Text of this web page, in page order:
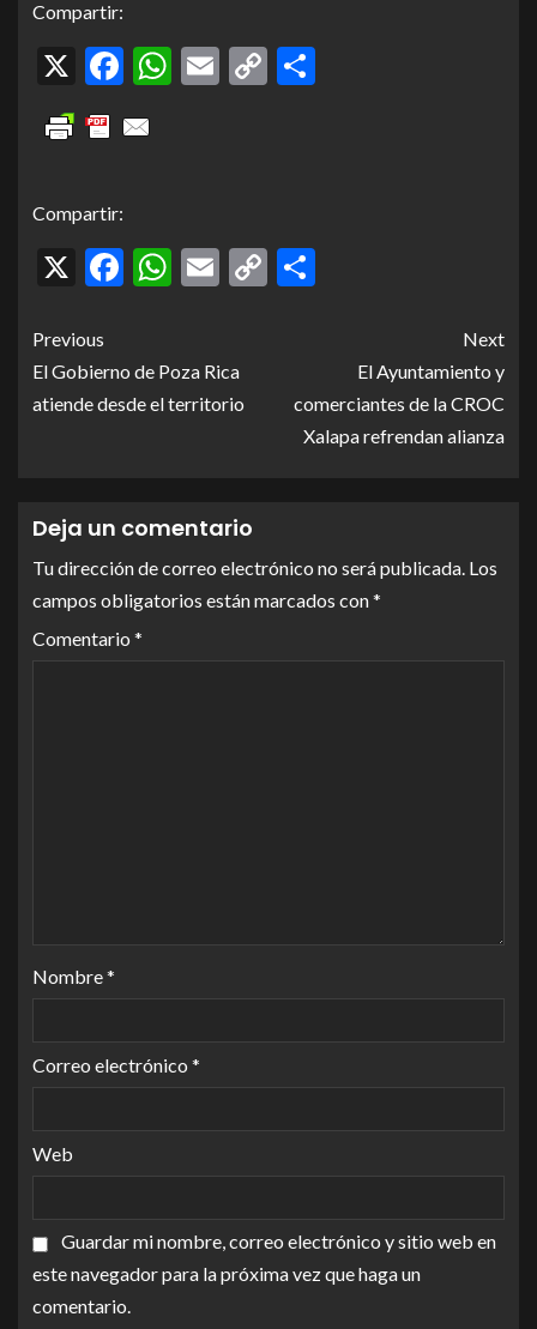
Compartir:
X Facebook
WhatsApp
Email
Copy
Compartir:
X Facebook
WhatsApp
Email
Copy
Previous
El Gobierno de Poza Rica
atiende desde el territorio
Next
El Ayuntamiento y
comerciantes de la CROC
Xalapa refrendan alianza
Deja un comentario
Tu dirección de correo electrónico no será publicada. Los
campos obligatorios están marcados con*
Comentario *
Nombre*
Correo electrónico *
Web
Guardar mi nombre, correo electrónico y sitio web en
este navegador para la próxima vez que haga un
comentario.